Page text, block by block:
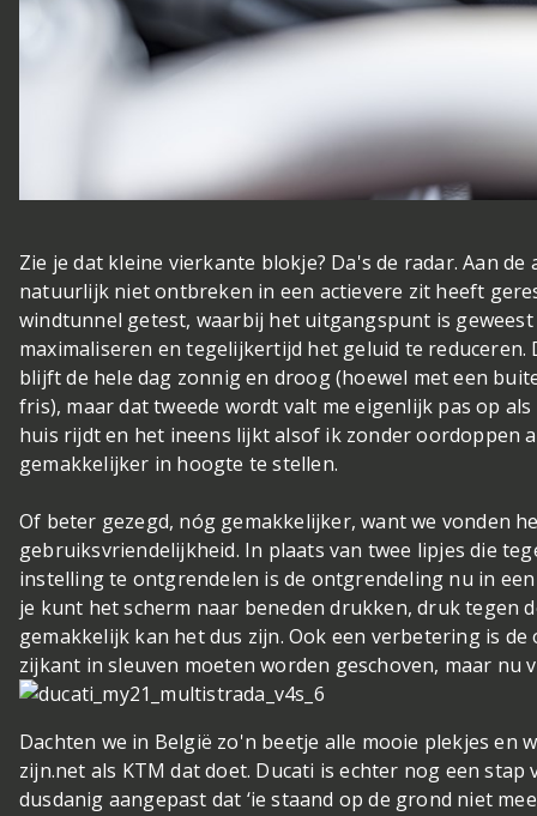
Zie je dat kleine vierkante blokje? Da's de radar. Aan
natuurlijk niet ontbreken in een actievere zit heeft
windtunnel getest, waarbij het uitgangspunt is
maximaliseren en tegelijkertijd het geluid te
blijft de hele dag zonnig en droog (hoewel met een
fris), maar dat tweede wordt valt me eigenlijk pas op
huis rijdt en het ineens lijkt alsof ik zonder oordoppen
gemakkelijker in hoogte te stellen.
Of beter gezegd, nóg gemakkelijker, want we vonden
gebruiksvriendelijkheid. In plaats van twee lipjes die
instelling te ontgrendelen is de ontgrendeling nu in
je kunt het scherm naar beneden drukken, druk tegen
gemakkelijk kan het dus zijn. Ook een verbetering is
zijkant in sleuven moeten worden geschoven, maar nu
Dachten we in België zo'n beetje alle mooie plekjes en
zijn.net als KTM dat doet. Ducati is echter nog een
dusdanig aangepast dat ‘ie staand op de grond niet